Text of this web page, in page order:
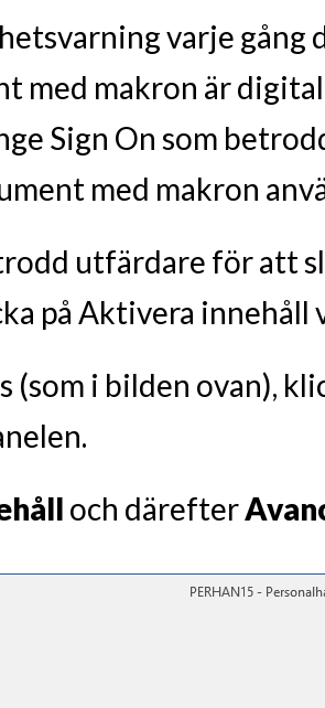
varje
med makron är
Sign On som
med makron
utfärdare för att
på Aktivera innehåll
(som i bilden ovan),
och därefter